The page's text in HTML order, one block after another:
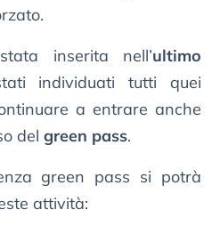
inserita nell’ultimo
individuati tutti quei
a entrare anche
del green pass.
green pass si potrà
attività: